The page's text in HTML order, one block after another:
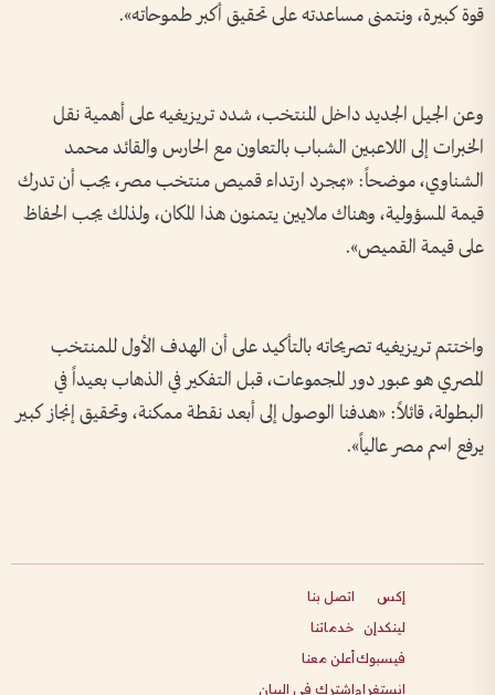
قوة كبيرة، ونتمنى مساعدته على تحقيق أكبر طموحاته».
وعن الجيل الجديد داخل المنتخب، شدد تريزيغيه على أهمية نقل
الخبرات إلى اللاعبين الشباب بالتعاون مع الحارس والقائد محمد
الشناوي، موضحاً: «بمجرد ارتداء قميص منتخب مصر، يجب أن تدرك
قيمة المسؤولية، وهناك ملايين يتمنون هذا المكان، ولذلك يجب الحفاظ
على قيمة القميص».
واختتم تريزيغيه تصريحاته بالتأكيد على أن الهدف الأول للمنتخب
المصري هو عبور دور المجموعات، قبل التفكير في الذهاب بعيداً في
البطولة، قائلاً: «هدفنا الوصول إلى أبعد نقطة ممكنة، وتحقيق إنجاز كبير
يرفع اسم مصر عالياً».
إكس
لينكدإن
فيسبوك
انستغرام
اتصل بنا
خدماتنا
أعلن معنا
اشترك في البيان